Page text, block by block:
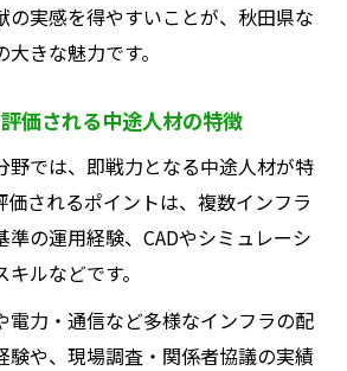
の実感を得やすいことが、秋田県な
きな魅力です。
価される中途人材の特徴
野では、即戦力となる中途人材が特
価されるポイントは、複数インフラ
準の運用経験、CADやシミュレーシ
ルなどです。
電力・通信など多様なインフラの配
験や、現場調査・関係者協議の実績